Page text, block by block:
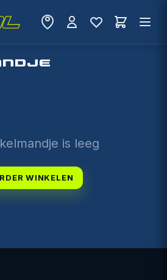
is leeg
WINKELEN